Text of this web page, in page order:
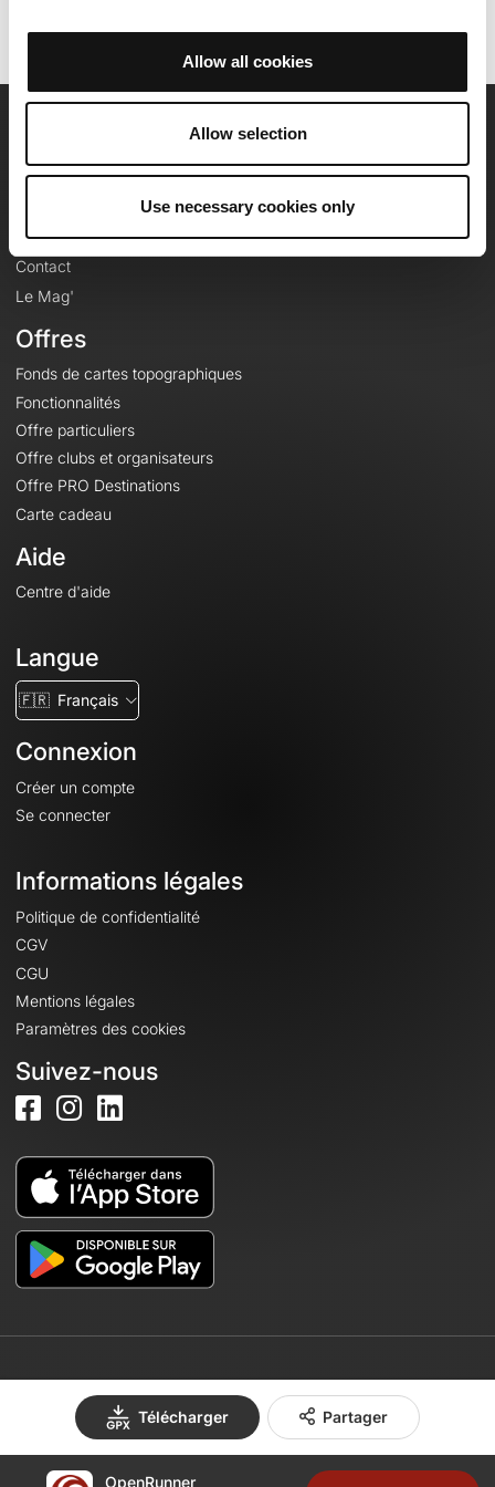
Allow all cookies
Allow selection
Use necessary cookies only
Télécharger Partager
Equipe
À propos
Contact
Le Mag'
Offres
Fonds de cartes topographiques
Fonctionnalités
Offre particuliers
Offre clubs et organisateurs
Offre PRO Destinations
Carte cadeau
Aide
Centre d'aide
Langue
🇫🇷 Français
Connexion
Créer un compte
Se connecter
Informations légales
Politique de confidentialité
CGV
CGU
Mentions légales
Paramètres des cookies
Suivez-nous
© 2026 OpenRunner - Version 7.31.3
Créez un compte
OpenRunner